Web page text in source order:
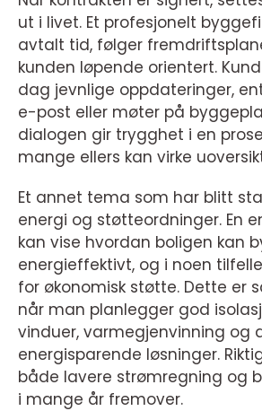
ut i livet. Et profesjonelt
avtalt tid, følger
kunden løpende orientert.
dag jevnlige oppdateringer,
e-post eller møter på
dialogen gir trygghet i en
mange ellers kan virke
Et annet tema som har blitt
energi og støtteordninger. En
kan vise hvordan boligen kan
energieffektivt, og i noen
for økonomisk støtte. Dette er
når man planlegger god
vinduer, varmegjenvinning og
energisparende løsninger.
både lavere strømregning og
i mange år fremover.